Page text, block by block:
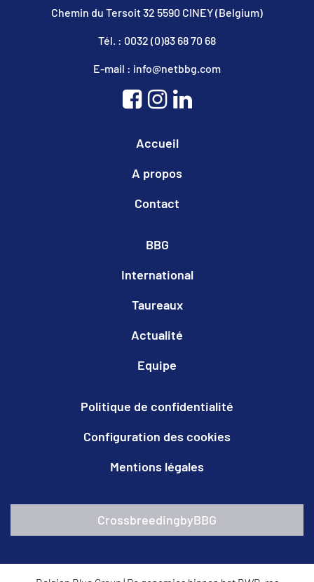
Chemin du Tersoit 32 5590 CINEY (Belgium)
Tél. : 0032 (0)83 68 70 68
E-mail : info@netbbg.com
Accueil
A propos
Contact
BBG
International
Taureaux
Actualité
Equipe
Politique de confidentialité
Configuration des cookies
Mentions légales
CrossbreedingbyBBG